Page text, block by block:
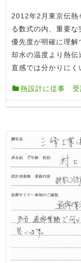
2012年2月東京伝
る数式の内、重要な
優先度が明確に理
却水の温度より熱伝
直感では分かりにく
熱設計に従事 受